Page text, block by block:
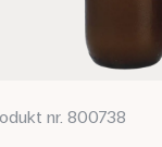
nr. 800738